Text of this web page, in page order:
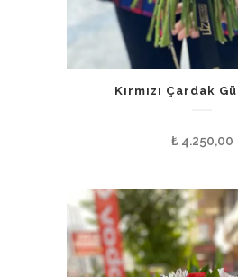
Kırmızı Çardak
₺4.250,00